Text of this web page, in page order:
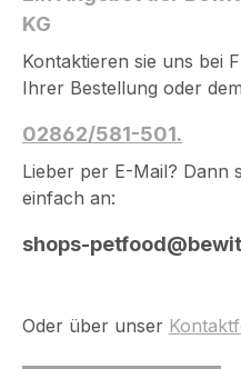
KG
Kontaktieren sie uns bei
Ihrer Bestellung oder
02862/581-501.
Lieber per E-Mail? Dann
einfach an:
shops-
Oder über unser